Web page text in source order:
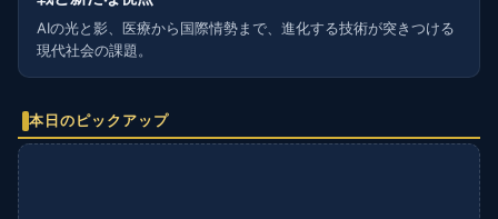
AIの光と影、医療から国際情勢まで、進化する技術が突きつける
現代社会の課題。
本日のピックアップ